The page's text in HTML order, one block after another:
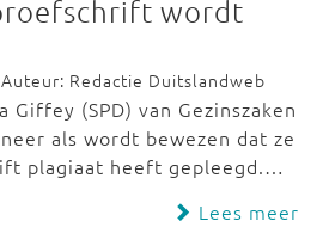
wordt
Redactie Duitslandweb
Giffey (SPD) van Gezinszaken
als wordt bewezen dat ze
plagiaat heeft gepleegd.…
Lees meer